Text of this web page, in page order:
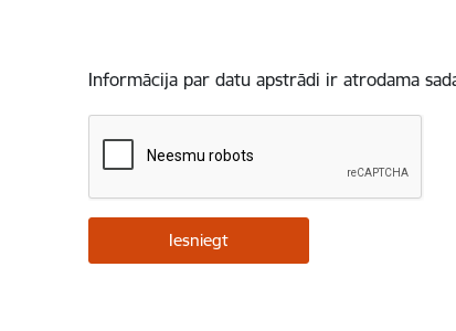
Informācija par datu apstrādi ir atrodama